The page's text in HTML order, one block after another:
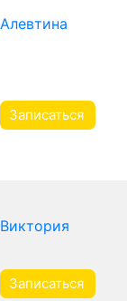
Алевтина
Записаться
Виктория
Записаться